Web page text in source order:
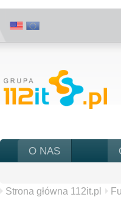
O NAS
Strona główna 112it.pl